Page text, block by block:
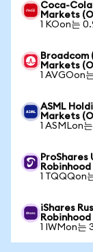
Coca-Cola
Markets
1 KOon는
Broadcom
Markets
1 AVGOon
ASML
Markets
1 ASMLon
ProShares
1 TQQQon
iShares
1 IWMon는